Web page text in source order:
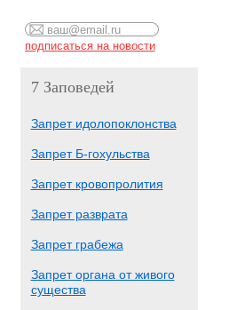
7 Заповедей
Запрет идолопоклонства
Запрет Б-гохульства
Запрет кровопролития
Запрет разврата
Запрет грабежа
Запрет органа от живого
существа